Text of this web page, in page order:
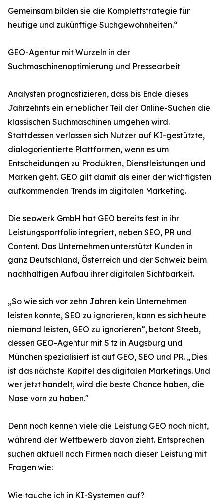
Gemeinsam bilden sie die Komplettstrategie für
heutige und zukünftige Suchgewohnheiten.“
GEO-Agentur mit Wurzeln in der
Suchmaschinenoptimierung und Pressearbeit
Analysten prognostizieren, dass bis Ende dieses
Jahrzehnts ein erheblicher Teil der Online-Suchen die
klassischen Suchmaschinen umgehen wird.
Stattdessen verlassen sich Nutzer auf KI-gestützte,
dialogorientierte Plattformen, wenn es um
Entscheidungen zu Produkten, Dienstleistungen und
Marken geht. GEO gilt damit als einer der wichtigsten
aufkommenden Trends im digitalen Marketing.
Die seowerk GmbH hat GEO bereits fest in ihr
Leistungsportfolio integriert, neben SEO, PR und
Content. Das Unternehmen unterstützt Kunden in
ganz Deutschland, Österreich und der Schweiz beim
nachhaltigen Aufbau ihrer digitalen Sichtbarkeit.
„So wie sich vor zehn Jahren kein Unternehmen
leisten konnte, SEO zu ignorieren, kann es sich heute
niemand leisten, GEO zu ignorieren“, betont Steeb,
dessen GEO-Agentur mit Sitz in Augsburg und
München spezialisiert ist auf GEO, SEO und PR. „Dies
ist das nächste Kapitel des digitalen Marketings. Und
wer jetzt handelt, wird die beste Chance haben, die
Nase vorn zu haben."
Denn noch kennen viele die Leistung GEO noch nicht,
während der Wettbewerb davon zieht. Entsprechen
suchen aktuell noch Firmen nach dieser Leistung mit
Fragen wie:
Wie tauche ich in KI-Systemen auf?